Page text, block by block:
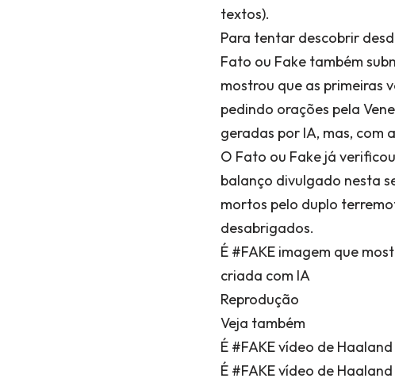
textos).
Para tentar descobrir
Fato ou Fake também
mostrou que as primeiras
pedindo orações pela
geradas por IA, mas, com
O Fato ou Fake já
balanço divulgado nesta
mortos pelo duplo
desabrigados.
É #FAKE imagem que
criada com IA
Reprodução
Veja também
É #FAKE vídeo de
É #FAKE vídeo de